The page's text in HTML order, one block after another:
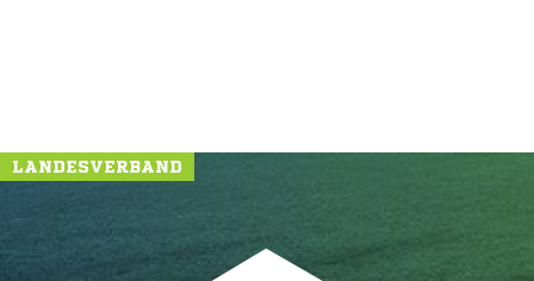
LANDESVERBAND